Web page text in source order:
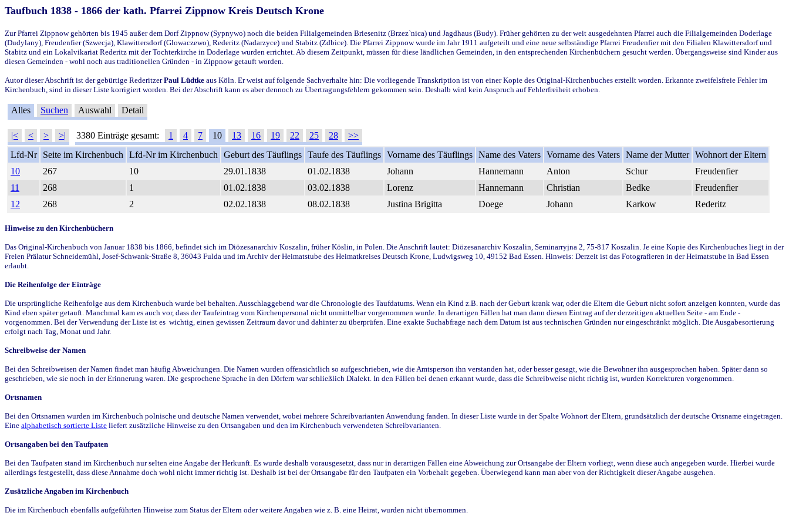
Taufbuch 1838 - 1866 der kath. Pfarrei Zippnow Kreis Deutsch Krone
Zur Pfarrei Zippnow gehörten bis 1945 außer dem Dorf Zippnow (Sypnywo) noch die beiden Filialgemeinden Briesenitz (Brzez`nica) und Jagdhaus (Budy). Früher gehörten zu der weit ausgedehnten Pfarrei auch die Filialgemeinden Doderlage
(Dudylany), Freudenfier (Szwecja), Klawittersdorf (Glowaczewo), Rederitz (Nadarzyce) und Stabitz (Zdbice). Die Pfarrei Zippnow wurde im Jahr 1911 aufgeteilt und eine neue selbständige Pfarrei Freudenfier mit den Filialen Klawittersdorf und
Stabitz und ein Lokalvikariat Rederitz mit der Tochterkirche in Doderlage wurden errichtet. Ab diesem Zeitpunkt, müssen für diese ländlichen Gemeinden, in den entsprechenden Kirchenbüchern gesucht werden. Übergangsweise sind Kinder aus
diesen Gemeinden - wohl noch aus traditionellen Gründen - in Zippnow getauft worden.
Autor dieser Abschrift ist der gebürtige RederitzerPaul Lüdtke aus Köln. Er weist auf folgende Sachverhalte hin: Die vorliegende Transkription ist von einer Kopie des Original-Kirchenbuches erstellt worden. Erkannte zweifelsfreie Fehler im
Kirchenbuch, sind in dieser Liste korrigiert worden. Bei der Abschrift kann es aber dennoch zu Übertragungsfehlern gekommen sein. Deshalb wird kein Anspruch auf Fehlerfreiheit erhoben.
Alles Suchen Auswahl Detail
|< < > >| 3380 Einträge gesamt: 1 4 7 10 13 16 19 22 25 28
>>
Lfd-Nr
Seite im Kirchenbuch Lfd-Nr im Kirchenbuch Geburt des Täuflings Taufe des Täuflings Vorname des Täuflings Name des Vaters Vorname des Vaters Name der Mutter Wohnort der Eltern
10
267 10 29.01.1838 01.02.1838 Johann Hannemann Anton Schur
Freudenfier
11
268 1 01.02.1838 03.02.1838 Lorenz Hannemann Christian Bedke
Freudenfier
12
268 2 02.02.1838 08.02.1838 Justina Brigitta Doege Johann Karkow Rederitz
Hinweise zu den Kirchenbüchern
Das Original-Kirchenbuch von Januar 1838 bis 1866, befindet sich im Diözesanarchiv Koszalin, früher Köslin, in Polen. Die Anschrift lautet: Diözesanarchiv Koszalin, Seminarryjna 2, 75-817 Koszalin. Je eine Kopie des Kirchenbuches liegt in der
Freien Prälatur Schneidemühl, Josef-Schwank-Straße 8, 36043 Fulda und im Archiv der Heimatstube des Heimatkreises Deutsch Krone, Ludwigsweg 10, 49152 Bad Essen. Hinweis: Derzeit ist das Fotografieren in der Heimatstube in Bad Essen
erlaubt.
Die Reihenfolge der Einträge
Die ursprüngliche Reihenfolge aus dem Kirchenbuch wurde bei behalten. Ausschlaggebend war die Chronologie des Taufdatums. Wenn ein Kind z.B. nach der Geburt krank war, oder die Eltern die Geburt nicht sofort anzeigen konnten, wurde das
Kind eben später getauft. Manchmal kam es auch vor, dass der Taufeintrag vom Kirchenpersonal nicht unmittelbar vorgenommen wurde. In derartigen Fällen hat man dann diesen Eintrag auf der derzeitigen aktuellen Seite - am Ende -
vorgenommen. Bei der Verwendung der Liste ist es wichtig, einen gewissen Zeitraum davor und dahinter zu überprüfen. Eine exakte Suchabfrage nach dem Datum ist aus technischen Gründen nur eingeschränkt möglich. Die Ausgabesortierung
erfolgt nach Tag, Monat und Jahr.
Schreibweise der Namen
Bei den Schreibweisen der Namen findet man häufig Abweichungen. Die Namen wurden offensichtlich so aufgeschrieben, wie die Amtsperson ihn verstanden hat, oder besser gesagt, wie die Bewohner ihn ausgesprochen haben. Später dann so
geschrieben, wie sie noch in der Erinnerung waren. Die gesprochene Sprache in den Dörfern war schließlich Dialekt. In den Fällen bei denen erkannt wurde, dass die Schreibweise nicht richtig ist, wurden Korrekturen vorgenommen.
Ortsnamen
Bei den Ortsnamen wurden im Kirchenbuch polnische und deutsche Namen verwendet, wobei mehrere Schreibvarianten Anwendung fanden. In dieser Liste wurde in der Spalte Wohnort der Eltern, grundsätzlich der deutsche Ortsname eingetragen.
Eine alphabetisch sortierte Liste liefert zusätzliche Hinweise zu den Ortsangaben und den im Kirchenbuch verwendeten Schreibvarianten.
Ortsangaben bei den Taufpaten
Bei den Taufpaten stand im Kirchenbuch nur selten eine Angabe der Herkunft. Es wurde deshalb vorausgesetzt, dass nur in derartigen Fällen eine Abweichung zur Ortsangabe der Eltern vorliegt, wenn diese auch angegeben wurde. Hierbei wurde
allerdings festgestellt, dass diese Annahme doch wohl nicht immer richtig ist. Deshalb ist bei der Ortsangabe für den Taufpaten ein Vorbehalt gegeben. Überwiegend kann man aber von der Richtigkeit dieser Angabe ausgehen.
Zusätzliche Angaben im Kirchenbuch
Die im Kirchenbuch ebenfalls aufgeführten Hinweise zum Status der Eltern oder weitere Angaben wie z. B. eine Heirat, wurden nicht übernommen.